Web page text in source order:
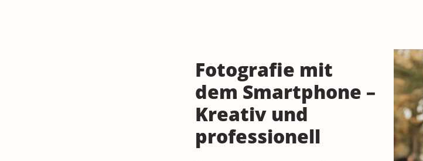
Fotografie mit
dem Smartphone –
Kreativ und
professionell